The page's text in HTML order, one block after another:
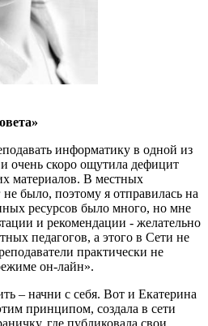
информатику в одной из
очень скоро ощутила дефицит
материалов. В местных
было, поэтому я отправилась на
ресурсов было много, но мне
и рекомендации - желательно
педагогов, а этого в Сети не
практически не
он-лайн».
– начни с себя. Вот и Екатерина
принципом, создала в сети
где публиковала свои